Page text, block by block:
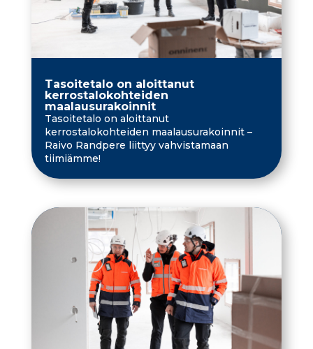
Tasoitetalo on aloittanut
kerrostalokohteiden
maalausurakoinnit
Tasoitetalo on aloittanut
kerrostalokohteiden maalausurakoinnit –
Raivo Randpere liittyy vahvistamaan
tiimiämme!